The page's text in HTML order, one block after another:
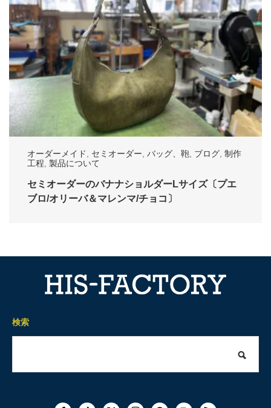
オーダーメイド セミオーダー バッグ、鞄 ブログ 制作
工程 製品について
セミオーダーのバナナショルダーLサイズ〔プエ
ブロ/オリーバ＆マレンマ/チョコ〕
検索